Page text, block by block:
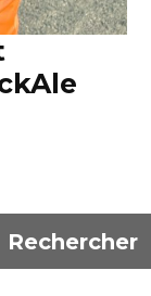
Rechercher